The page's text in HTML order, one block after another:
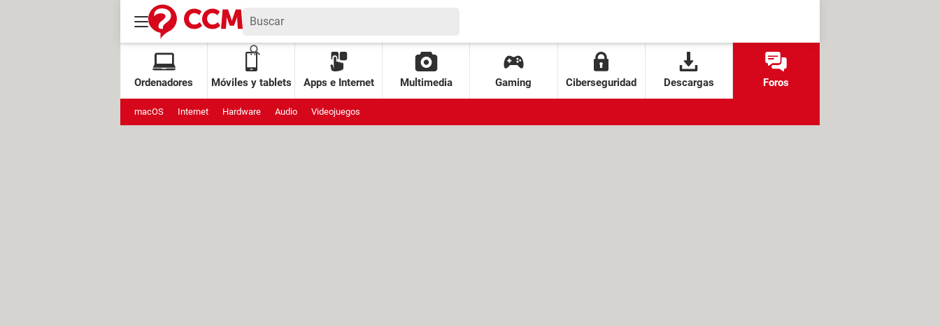
Ordenadores Móviles y tablets Apps e Internet Multimedia Gaming Ciberseguridad Descargas Foros
macOS Internet Hardware Audio Videojuegos